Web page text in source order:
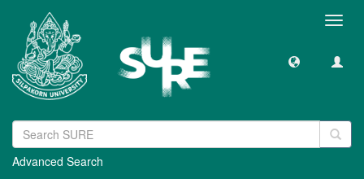
Advanced Search